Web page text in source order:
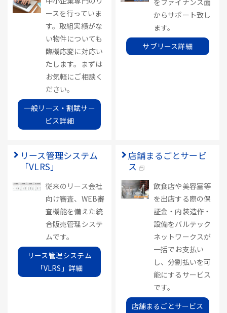
ースを行っていま
す。取組実績がな
い物件についても
臨機応変に対応い
たします。まずは
お気軽にご相談く
ださい。
一般リース・割賦サー
ビス詳細
をファイナンス面
からサポート致し
ます。
サブリース詳細
リース管理システム
「VLRS」
従来のリース会社
向け審査、WEB審
査機能を備えた統
合販売管理システ
ムです。
リース管理システム
「VLRS」詳細
店舗まるごとサービ
ス
飲食店や美容室等
を出店する際の保
証金・内装造作・
設備をバルテック
ネットワークスが
一括でお支払い
し、分割払いを可
能にするサービス
です。
店舗まるごとサービス